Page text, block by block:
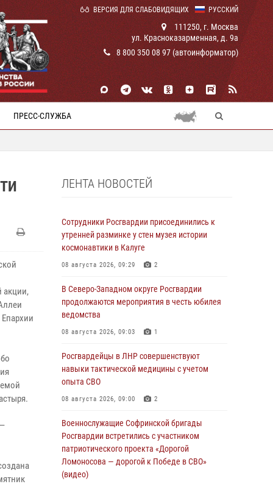
РУССКИЙ
ВЕРСИЯ ДЛЯ СЛАБОВИДЯЩИХ
111250, г. Москва
ул. Красноказарменная, д. 9а
8 800 350 08 97 (автоинформатор)
ПРЕСС-СЛУЖБА
акции,
ЛЕНТА НОВОСТЕЙ
Сотрудники Росгвардии присоединились к
утренней разминке у стен музея истории
космонавтики в Калуге
08 августа 2026, 09:29 2
В Северо-Западном округе Росгвардии
продолжаются мероприятия в честь юбилея
ведомства
08 августа 2026, 09:03 1
Росгвардейцы в ЛНР совершенствуют
навыки тактической медицины с учетом
опыта СВО
08 августа 2026, 09:00 2
Военнослужащие Софринской бригады
Росгвардии встретились с участником
патриотического проекта «Дорогой
Ломоносова — дорогой к Победе в СВО»
(видео)